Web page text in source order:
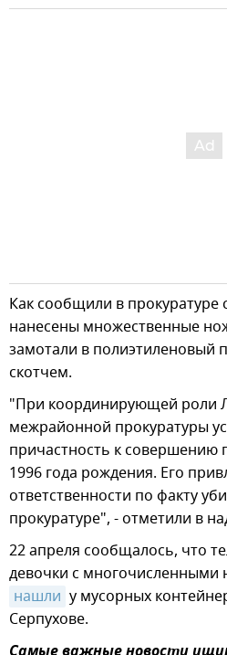
Как сообщили в
нанесены множественные
замотали в полиэтиленовый
скотчем.
"При координирующей роли
межрайонной прокуратуры
причастность к совершению
1996 года рождения. Его
ответственности по факту
прокуратуре", - отметили в
22 апреля сообщалось, что
девочки с
нашли у мусорных
Серпухове.